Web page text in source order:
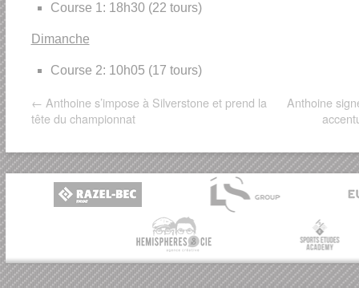
Course 1: 18h30 (22 tours)
Dimanche
Course 2: 10h05 (17 tours)
← Anthoine s’impose à Silverstone et prend la
tête du championnat
Anthoine